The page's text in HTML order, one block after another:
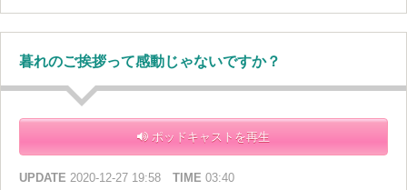
暮れのご挨拶って感動じゃないですか？
ポッドキャストを再生
UPDATE 2020-12-27 19:58 TIME 03:40